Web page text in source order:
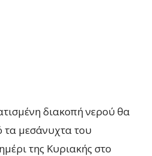
διακοπή νερού θα
τα μεσάνυχτα του
της Κυριακής στο